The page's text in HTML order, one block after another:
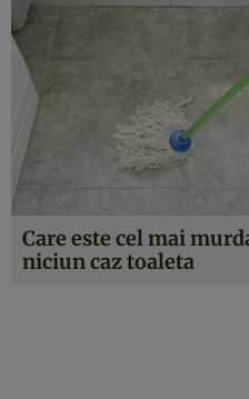
Care este cel mai
niciun caz toaleta